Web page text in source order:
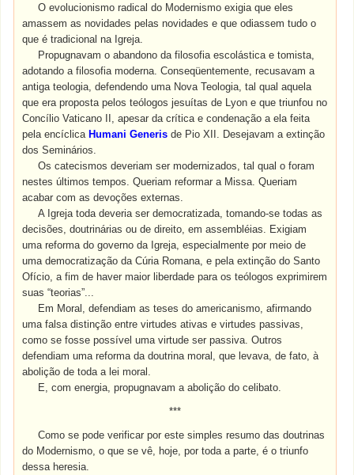
O evolucionismo radical do Modernismo exigia que eles
amassem as novidades pelas novidades e que odiassem tudo o
que é tradicional na Igreja.
Propugnavam o abandono da filosofia escolástica e tomista,
adotando a filosofia moderna. Conseqüentemente, recusavam a
antiga teologia, defendendo uma Nova Teologia, tal qual aquela
que era proposta pelos teólogos jesuítas de Lyon e que triunfou no
Concílio Vaticano II, apesar da crítica e condenação a ela feita
pela encíclicaHumani Generis de Pio XII. Desejavam a extinção
dos Seminários.
Os catecismos deveriam ser modernizados, tal qual o foram
nestes últimos tempos. Queriam reformar a Missa. Queriam
acabar com as devoções externas.
A Igreja toda deveria ser democratizada, tomando-se todas as
decisões, doutrinárias ou de direito, em assembléias. Exigiam
uma reforma do governo da Igreja, especialmente por meio de
uma democratização da Cúria Romana, e pela extinção do Santo
Ofício, a fim de haver maior liberdade para os teólogos exprimirem
suas “teorias”...
Em Moral, defendiam as teses do americanismo, afirmando
uma falsa distinção entre virtudes ativas e virtudes passivas,
como se fosse possível uma virtude ser passiva. Outros
defendiam uma reforma da doutrina moral, que levava, de fato, à
abolição de toda a lei moral.
E, com energia, propugnavam a abolição do celibato.
***
Como se pode verificar por este simples resumo das doutrinas
do Modernismo, o que se vê, hoje, por toda a parte, é o triunfo
dessa heresia.